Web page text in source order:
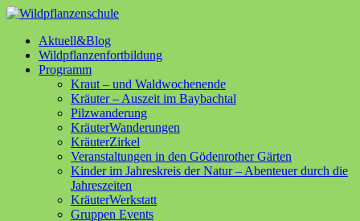
Aktuell&Blog
Wildpflanzenfortbildung
Programm
Kraut – und Waldwochenende
Kräuter – Auszeit im Baybachtal
Pilzwanderung
KräuterWanderungen
KräuterZirkel
Veranstaltungen in den Gödenrother Gärten
Kinder im Jahreskreis der Natur – Abenteuer durch die
Jahreszeiten
KräuterWerkstatt
Gruppen Events